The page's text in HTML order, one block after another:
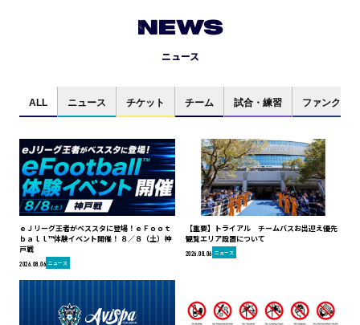
NEWS
ニュース
ALL ニュース チケット チーム 試合・練習 ファンクラブ
ｅＪリーグ王者がベススタに登場！ｅＦｏｏｔ
ｂａｌｌ™体験イベント開催！ ８／８（土）神
戸戦
2026.08.06 ニュース
【重要】トライアル チームバスお出迎え優先
観覧エリア設置について
2026.08.06 ニュース